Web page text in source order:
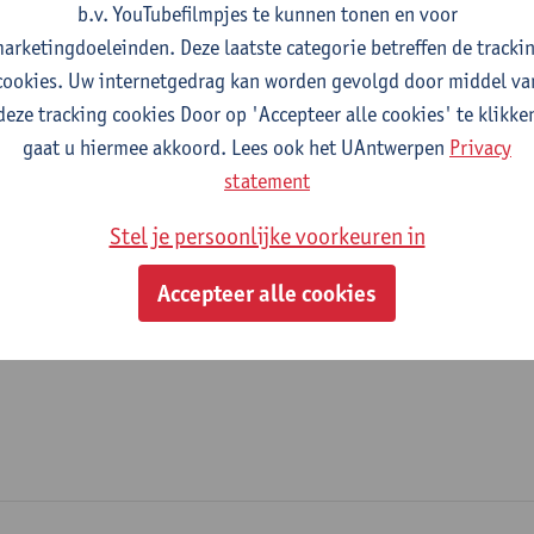
Verpleegkunde en Vroedkunde
Statuut & functies
Bijzonder academisch personeel
onbezoldigd medewerker
b.v. YouTubefilmpjes te kunnen tonen en voor
Deze laatste categorie betreffen de
Uw internetgedrag kan worden gevolgd door middel
tracking cookies Door op 'Accepteer alle cookies' te
gaat u hiermee akkoord. Lees ook het UAntwerpen Privacy
statement
Stel je persoonlijke voorkeuren in
Accepteer alle cookies